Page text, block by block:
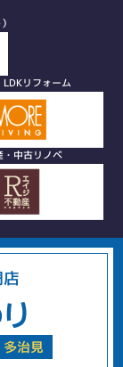
LDKリフォーム
・中古リノベ
治見